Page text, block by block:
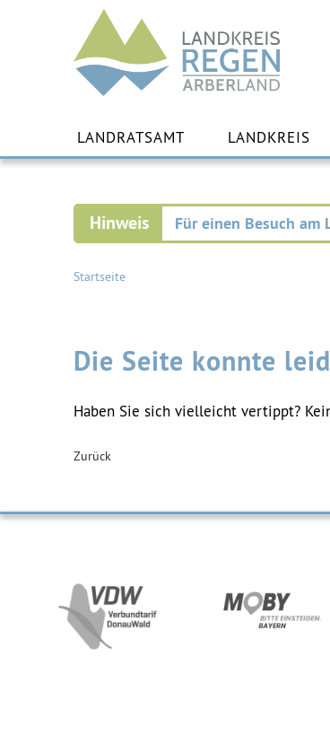
Landkreis
Regen
LANDRATSAMT LANDKREIS
Für einen Besuch
Startseite
Die Seite konnte
Haben Sie sich vielleicht vertippt?
Zurück